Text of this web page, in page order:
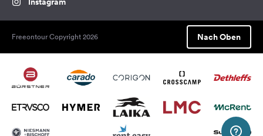
Freeontour Copyright 2026 Nach Oben